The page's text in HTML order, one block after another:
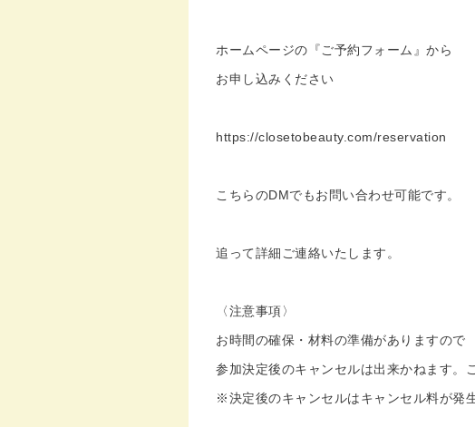
ホームページの『ご予約フォーム』から
お申し込みください
https://closetobeauty.com/reservation
こちらのDMでもお問い合わせ可能です。
追って詳細ご連絡いたします。
〈注意事項〉
お時間の確保・材料の準備がありますので
参加決定後のキャンセルは出来かねます。
※決定後のキャンセルはキャンセル料が発